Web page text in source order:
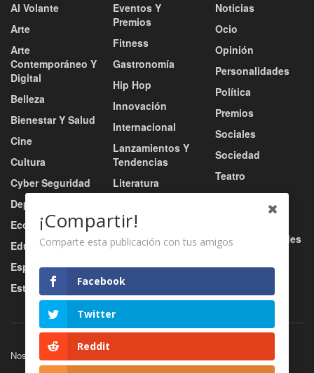
Al Volante
Arte
Arte
Contemporáneo Y
Digital
Belleza
Bienestar Y Salud
Cine
Cultura
Cyber Seguridad
Deportes
Economía
Educación
Esports
Estilo De Vida
Eventos Y
Premios
Fitness
Gastronomía
Hip Hop
Innovación
Internacional
Lanzamientos Y
Tendencias
Literatura
Música
Música Urbana
Nacional
Negocio
Noticias
Ocio
Opinión
Personalidades
Política
Premios
Sociales
Sociedad
Teatro
Tecnología
Tv / Radio / Redes
Nosotros
¡Compartir!
Comparte esta publicación con tus amigos
Facebook
Twitter
Reddit